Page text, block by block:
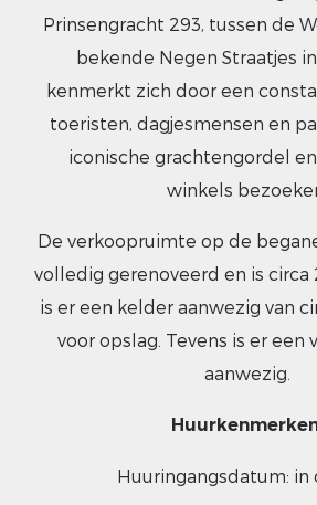
Prinsengracht 293, tussen de
bekende Negen Straatjes
kenmerkt zich door een
toeristen, dagjesmensen en
iconische grachtengordel
winkels
De verkoopruimte op de
volledig gerenoveerd en is circa
is er een kelder aanwezig van
voor opslag. Tevens is er
aanwezig.
Huuringangsdatum: in